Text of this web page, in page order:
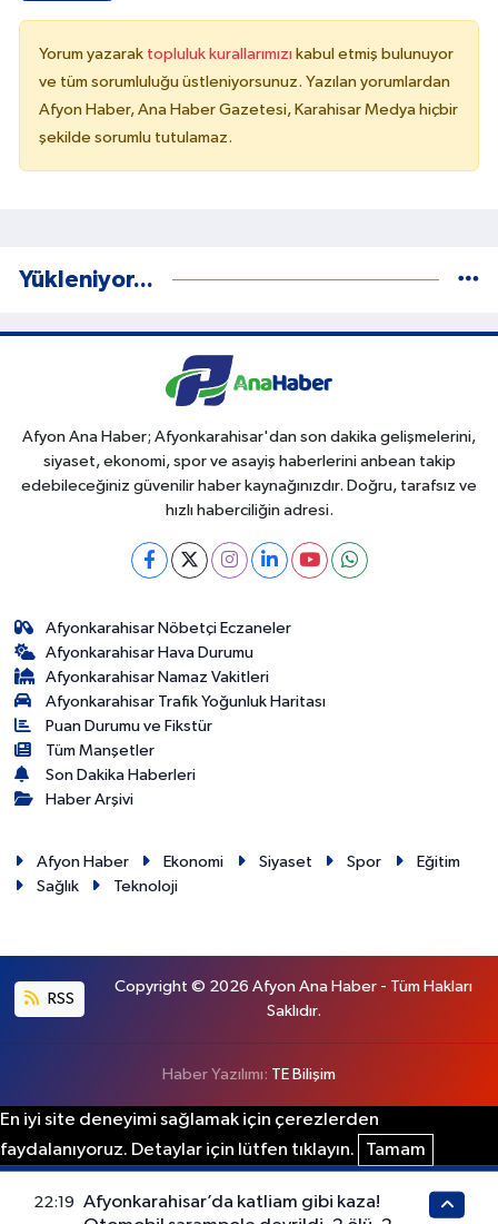
Yorum yazarak topluluk kurallarımızı kabul etmiş bulunuyor
ve tüm sorumluluğu üstleniyorsunuz. Yazılan yorumlardan
Afyon Haber, Ana Haber Gazetesi, Karahisar Medya hiçbir
şekilde sorumlu tutulamaz.
Yükleniyor...
Afyon Ana Haber; Afyonkarahisar'dan son dakika gelişmelerini,
siyaset, ekonomi, spor ve asayiş haberlerini anbean takip
edebileceğiniz güvenilir haber kaynağınızdır. Doğru, tarafsız ve
hızlı haberciliğin adresi.
Afyonkarahisar Nöbetçi Eczaneler
Afyonkarahisar Hava Durumu
Afyonkarahisar Namaz Vakitleri
Afyonkarahisar Trafik Yoğunluk Haritası
Puan Durumu ve Fikstür
Tüm Manşetler
Son Dakika Haberleri
Haber Arşivi
Afyon Haber Ekonomi Siyaset Spor
Eğitim
Sağlık
Teknoloji
RSS
Copyright © 2026 Afyon Ana Haber - Tüm Hakları
Saklıdır.
Haber Yazılımı: TE Bilişim
En iyi site deneyimi sağlamak için çerezlerden
faydalanıyoruz. Detaylar için lütfen tıklayın.
Tamam
22:19
Afyonkarahisar’da katliam gibi kaza!